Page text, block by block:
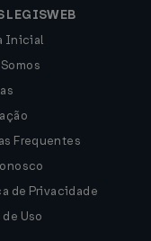
LEGISWEB
Inicial
Frequentes
de Privacidade
Uso